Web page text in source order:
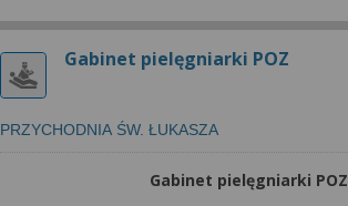
Gabinet pielęgniarki POZ
PRZYCHODNIA ŚW. ŁUKASZA
Gabinet pielęgniarki POZ